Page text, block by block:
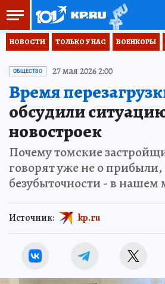
НОВОСТИ ТОЛЬКО У НАС ВОЕНКОРЫ
ОБЩЕСТВО 27 мая 2026 2:00
Время
обсудили
новостроек
Почему томские
говорят уже не о прибыли,
безубыточности - в нашем
Источник: kp.ru